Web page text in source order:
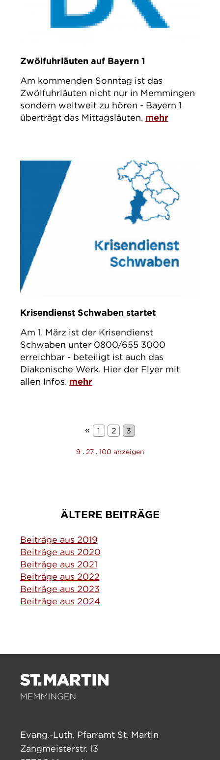
Zwölfuhrläuten auf Bayern 1
Am kommenden Sonntag ist das
Zwölfuhrläuten nicht nur in Memmingen
sondern weltweit zu hören - Bayern 1
überträgt das Mittagsläuten. mehr
Krisendienst Schwaben startet
Am 1. März ist der Krisendienst
Schwaben unter 0800/655 3000
erreichbar - beteiligt ist auch das
Diakonische Werk. Hier der Flyer mit
allen Infos. mehr
« 1 2 3
9. 27. 100 anzeigen
ÄLTERE BEITRÄGE
Beiträge aus 2019
Beiträge aus 2020
Beiträge aus 2021
Beiträge aus 2022
Beiträge aus 2023
Beiträge aus 2024
Evang.-Luth. Pfarramt St. Martin
Zangmeisterstr. 13